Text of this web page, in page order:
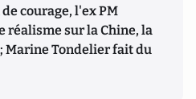
courage, l'ex PM
réalisme sur la Chine, la
Marine Tondelier fait du